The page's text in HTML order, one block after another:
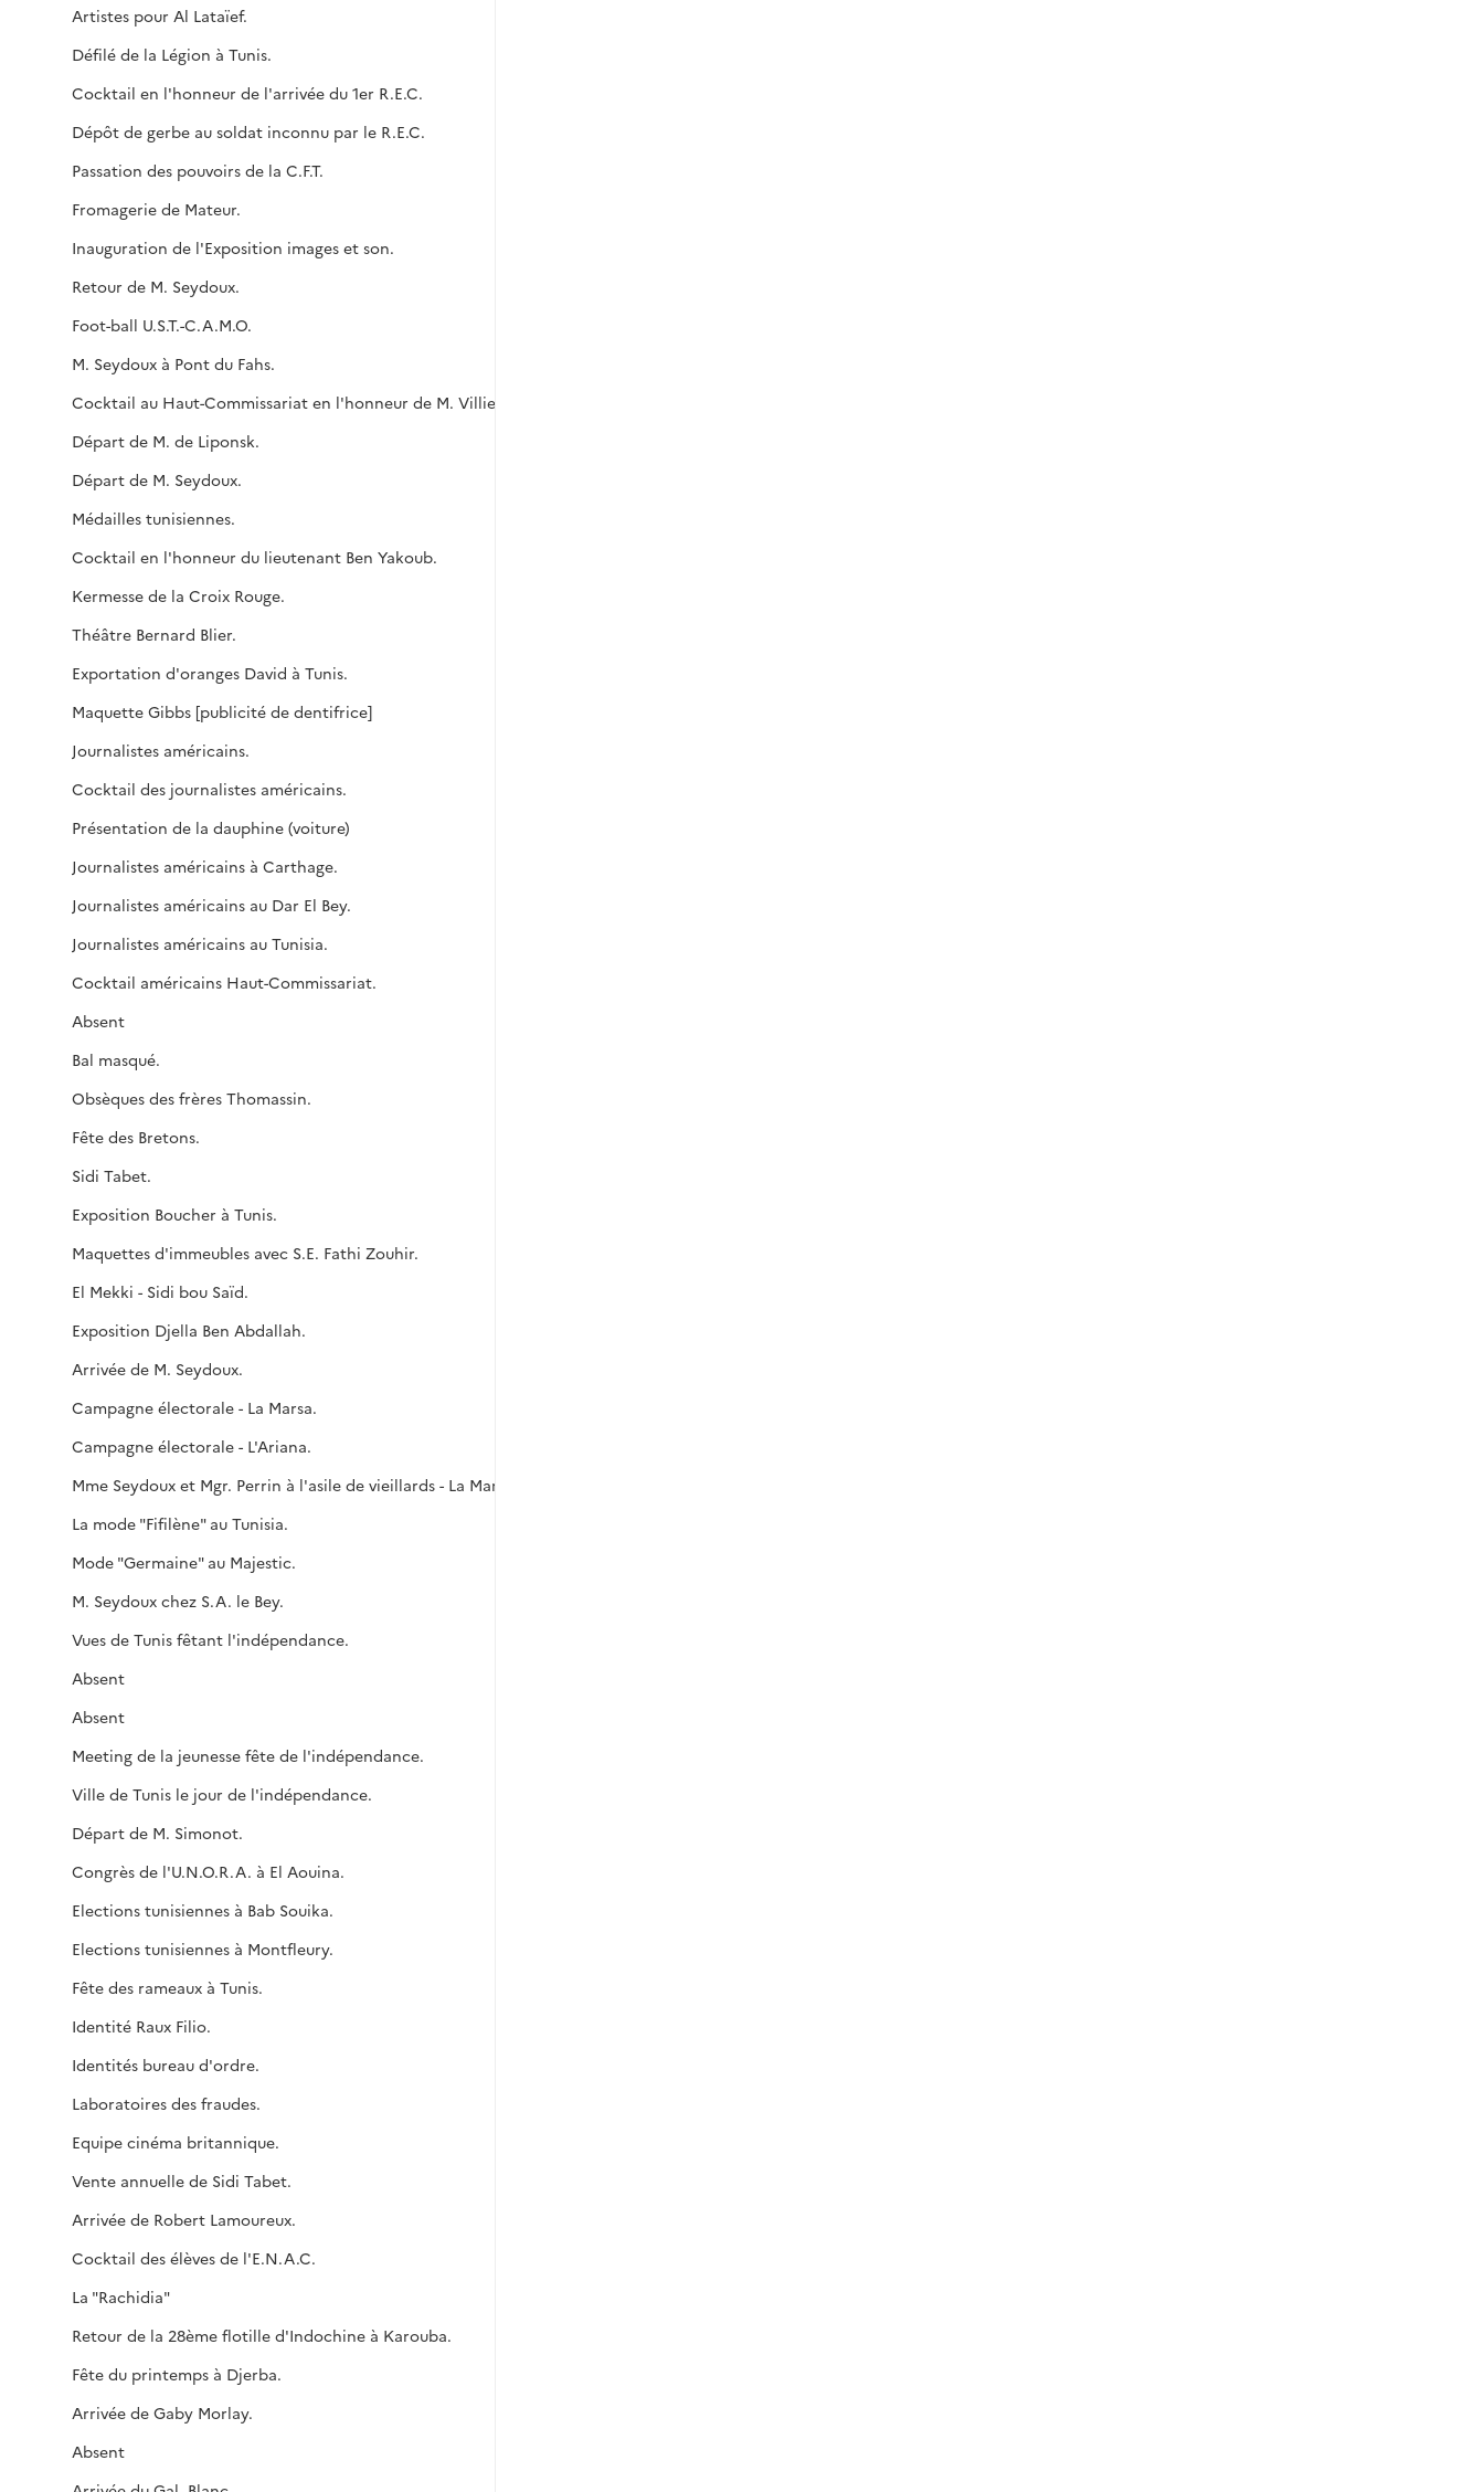
Artistes pour Al Lataïef.
Défilé de la Légion à Tunis.
Cocktail en l'honneur de l'arrivée du 1er R.E.C.
Dépôt de gerbe au soldat inconnu par le R.E.C.
Passation des pouvoirs de la C.F.T.
Fromagerie de Mateur.
Inauguration de l'Exposition images et son.
Retour de M. Seydoux.
Foot-ball U.S.T.-C.A.M.O.
M. Seydoux à Pont du Fahs.
Cocktail au Haut-Commissariat en l'honneur de M. Villiers.
Départ de M. de Liponsk.
Départ de M. Seydoux.
Médailles tunisiennes.
Cocktail en l'honneur du lieutenant Ben Yakoub.
Kermesse de la Croix Rouge.
Théâtre Bernard Blier.
Exportation d'oranges David à Tunis.
Maquette Gibbs [publicité de dentifrice]
Journalistes américains.
Cocktail des journalistes américains.
Présentation de la dauphine (voiture)
Journalistes américains à Carthage.
Journalistes américains au Dar El Bey.
Journalistes américains au Tunisia.
Cocktail américains Haut-Commissariat.
Absent
Bal masqué.
Obsèques des frères Thomassin.
Fête des Bretons.
Sidi Tabet.
Exposition Boucher à Tunis.
Maquettes d'immeubles avec S.E. Fathi Zouhir.
El Mekki - Sidi bou Saïd.
Exposition Djella Ben Abdallah.
Arrivée de M. Seydoux.
Campagne électorale - La Marsa.
Campagne électorale - L'Ariana.
La mode "Fifilène" au Tunisia.
Mode "Germaine" au Majestic.
M. Seydoux chez S.A. le Bey.
Vues de Tunis fêtant l'indépendance.
Absent
Absent
Meeting de la jeunesse fête de l'indépendance.
Ville de Tunis le jour de l'indépendance.
Départ de M. Simonot.
Congrès de l'U.N.O.R.A. à El Aouina.
Elections tunisiennes à Bab Souika.
Elections tunisiennes à Montfleury.
Fête des rameaux à Tunis.
Identité Raux Filio.
Identités bureau d'ordre.
Laboratoires des fraudes.
Equipe cinéma britannique.
Vente annuelle de Sidi Tabet.
Arrivée de Robert Lamoureux.
Cocktail des élèves de l'E.N.A.C.
La "Rachidia"
Retour de la 28ème flotille d'Indochine à Karouba.
Fête du printemps à Djerba.
Arrivée de Gaby Morlay.
Absent